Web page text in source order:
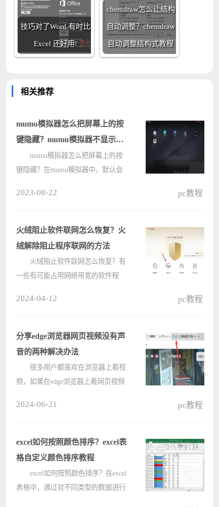
技巧对了Word 有时比
Excel 还好用!
chemdraw怎么让结构
自动调整？chemdraw
自动调整结构式教程
相关推荐
mumu模拟器怎么把屏幕上的按
键隐藏？mumu模拟器不显示主
界面的方法
mumu模拟器怎么把屏幕上的按
键隐藏？在mumu模拟器中，默认会
MuMu模拟器怎么隐藏UI界面？
1????
2023-08-22 pc教程
火绒阻止软件联网怎么恢复？火
绒解除阻止程序联网的方法
火绒阻止软件联网怎么恢复？有
一些有可能占用网络带宽的软件程
分享火绒解除阻止程序联网的方法，
希望????
2024-04-12 pc教程
分享edge浏览器网页视频没有声
音的两种解决办法
很多用户都喜欢在浏览器上看视
频，如果在edge浏览器上看网页视频
有声音问题的办法。 edge浏览
器????
2024-06-21 pc教程
excel如何按照颜色排序？excel表
格自定义颜色排序教程
excel如何按照颜色排序？在excel
表格中，通过对不同类型的数据进行